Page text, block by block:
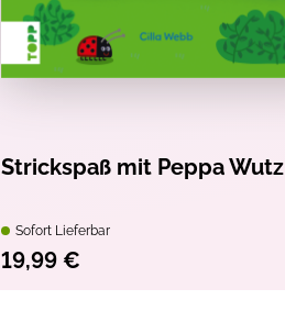
Strickspaß mit Peppa Wutz
Sofort Lieferbar
19,99 €